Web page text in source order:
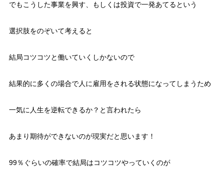
でもこうした事業を興す、もしくは投資で一発あてるという
選択肢をのぞいて考えると
結局コツコツと働いていくしかないので
結果的に多くの場合で人に雇用をされる状態になってしまうため
一気に人生を逆転できるか？と言われたら
あまり期待ができないのが現実だと思います！
99％ぐらいの確率で結局はコツコツやっていくのが